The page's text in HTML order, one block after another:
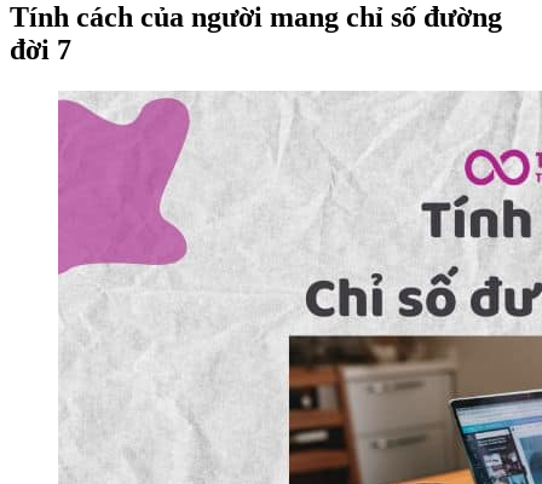
Tính cách của người mang chỉ số đường
đời 7